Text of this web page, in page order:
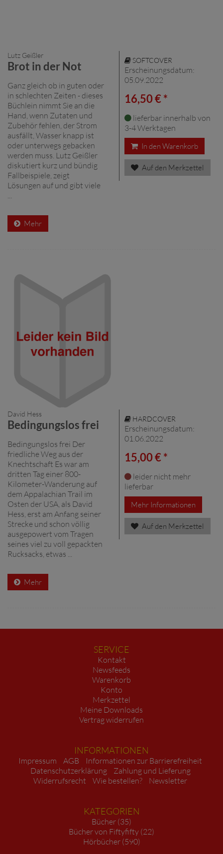
Lutz Geißler
Brot in der Not
Ganz gleich ob in guten oder
in schlechten Zeiten - dieses
Büchlein nimmt Sie an die
Hand, wenn Zutaten und
Zubehör fehlen, der Strom
ausfällt, Wasser knapp ist
oder unterwegs gebacken
werden muss. Lutz Geißler
diskutiert kurz und bündig
Fallbeispiele, zeigt
Lösungen auf und gibt viele
Mehr
SOFTCOVER
Erscheinungsdatum:
05.09.2022
16,50 € *
lieferbar innerhalb von
3-4 Werktagen
In den Warenkorb
Auf den Merkzettel
David Hess
Bedingungslos frei
Bedingungslos frei Der
friedliche Weg aus der
Knechtschaft Es war am
dritten Tag einer 800-
Kilometer-Wanderung auf
dem Appalachian Trail im
Osten der USA, als David
Hess, erst am Anfang seiner
Strecke und schon völlig
ausgepowert vom Tragen
seines viel zu voll gepackten
Rucksacks, etwas ...
Mehr
HARDCOVER
Erscheinungsdatum:
01.06.2022
15,00 € *
leider nicht mehr
lieferbar
Mehr Informationen
Auf den Merkzettel
SERVICE
Kontakt
Newsfeeds
Warenkorb
Konto
Merkzettel
Meine Downloads
Vertrag widerrufen
INFORMATIONEN
Impressum AGB
Informationen zur Barrierefreiheit
Datenschutzerklärung
Zahlung und Lieferung
Widerrufsrecht
Wie bestellen? Newsletter
KATEGORIEN
Bücher (35)
Bücher von Fiftyfifty (22)
Hörbücher (590)